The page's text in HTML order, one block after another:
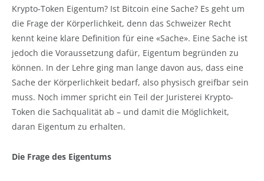
Krypto-Token Eigentum? Ist Bitcoin eine Sache? Es geht um
die Frage der Körperlichkeit, denn das Schweizer Recht
kennt keine klare Definition für eine «Sache». Eine Sache ist
jedoch die Voraussetzung dafür, Eigentum begründen zu
können. In der Lehre ging man lange davon aus, dass eine
Sache der Körperlichkeit bedarf, also physisch greifbar sein
muss. Noch immer spricht ein Teil der Juristerei Krypto-
Token die Sachqualität ab – und damit die Möglichkeit,
daran Eigentum zu erhalten.
Die Frage des Eigentums